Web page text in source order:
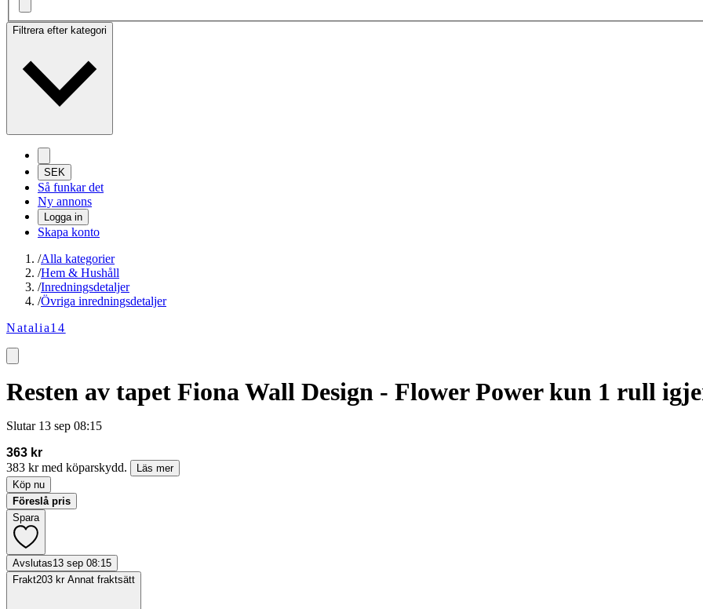
Filtrera efter kategori
SEK
Så funkar det
Ny annons
Logga in
Skapa konto
/Alla kategorier
/Hem & Hushåll
/Inredningsdetaljer
/Övriga inredningsdetaljer
Natalia14
Resten av tapet Fiona Wall Design - Flower Power kun 1 rull
Slutar 13 sep 08:15
363 kr
383 kr med köparskydd.
Läs mer
Köp nu
Föreslå pris
Spara
Avslutas13 sep 08:15
Frakt203 kr Annat fraktsätt